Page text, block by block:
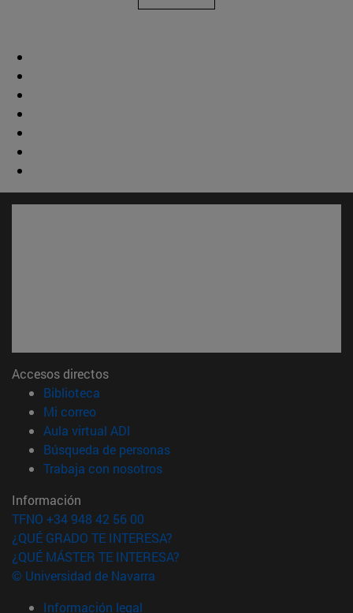
Accesos directos
Biblioteca
Mi correo(abre en nueva ventana)
Aula virtual ADI
Búsqueda de personas(abre en nueva ventana)
Trabaja con nosotros(abre en nueva ventana)
Información
TFNO +34 948 42 56 00
¿QUÉ GRADO TE INTERESA?
¿QUÉ MÁSTER TE INTERESA?
© Universidad de Navarra
Información legal